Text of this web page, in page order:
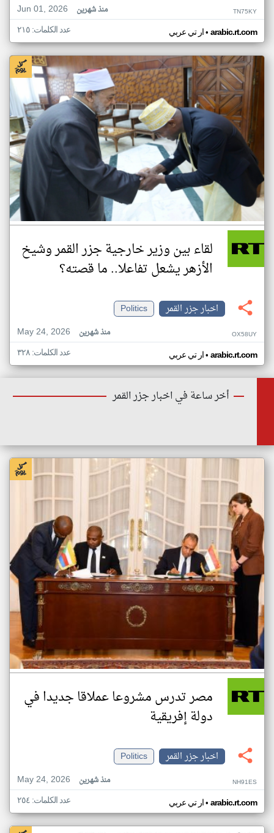
Jun 01, 2026
منذ شهرين TN75KY
ار تي عربي• arabic.rt.com عدد الكلمات: ٢١٥
لقاء بين وزير خارجية جزر القمر وشيخ
الأزهر يشعل تفاعلا.. ما قصته؟
اخبار جزر القمر
Politics
May 24, 2026
منذ شهرين OX58UY
ار تي عربي• arabic.rt.com عدد الكلمات: ٣٢٨
أخر ساعة في اخبار جزر القمر
مصر تدرس مشروعا عملاقا جديدا في
دولة إفريقية
اخبار جزر القمر
Politics
May 24, 2026
منذ شهرين NH91ES
ار تي عربي• arabic.rt.com عدد الكلمات: ٢٥٤